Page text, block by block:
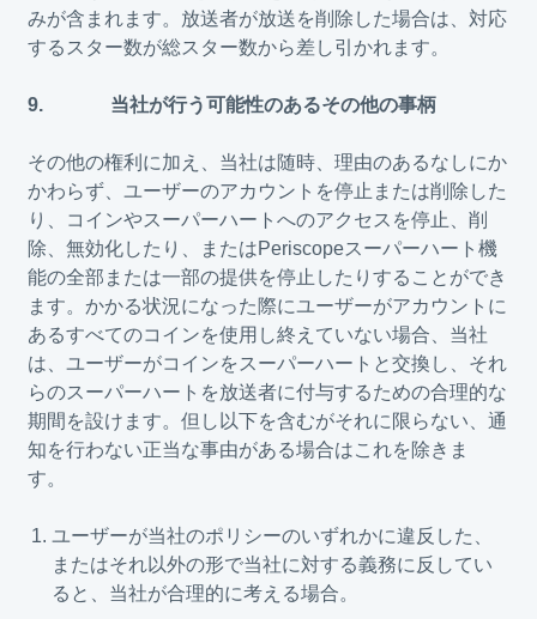
みが含まれます。放送者が放送を削除した場合は、対応
するスター数が総スター数から差し引かれます。
9. 当社が行う可能性のあるその他の事柄
その他の権利に加え、当社は随時、理由のあるなしにか
かわらず、ユーザーのアカウントを停止または削除した
り、コインやスーパーハートへのアクセスを停止、削
除、無効化したり、またはPeriscopeスーパーハート機
能の全部または一部の提供を停止したりすることができ
ます。かかる状況になった際にユーザーがアカウントに
あるすべてのコインを使用し終えていない場合、当社
は、ユーザーがコインをスーパーハートと交換し、それ
らのスーパーハートを放送者に付与するための合理的な
期間を設けます。但し以下を含むがそれに限らない、通
知を行わない正当な事由がある場合はこれを除きま
す。
ユーザーが当社のポリシーのいずれかに違反した、
またはそれ以外の形で当社に対する義務に反してい
ると、当社が合理的に考える場合。